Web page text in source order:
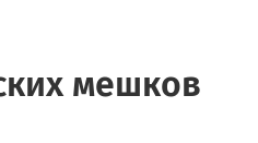
мешков